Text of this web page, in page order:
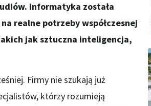
Informatyka została
realne potrzeby współczesnej
jak sztuczna inteligencja,
Firmy nie szukają już
którzy rozumieją